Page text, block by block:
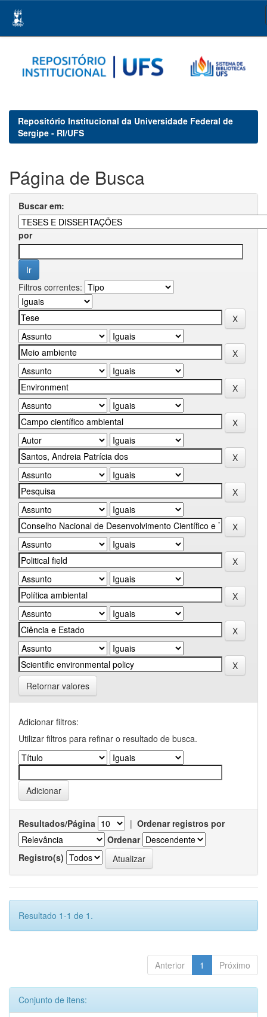
navigation
Repositório Institucional da Universidade Federal de
Sergipe - RI/UFS
Página de Busca
Buscar em:
por
Filtros correntes:
Retornar valores
Adicionar filtros:
Utilizar filtros para refinar o resultado de busca.
Resultados/Página | Ordenar registros por
Ordenar
Registro(s)
Resultado 1-1 de 1.
Anterior 1 Próximo
Conjunto de itens: